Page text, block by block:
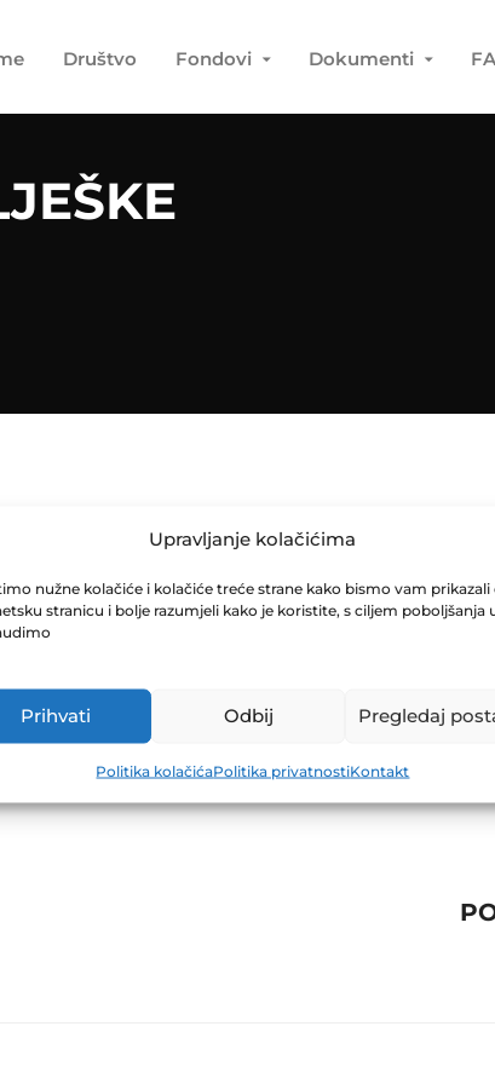
Upravljanje kolačićima
nužne kolačiće i kolačiće treće strane kako bismo vam prikazali
stranicu i bolje razumjeli kako je koristite, s ciljem poboljšanja
Prihvati Odbij Pregledaj
Politika kolačićaPolitika privatnostiKontakt
Društvo Fondovi Dokumenti